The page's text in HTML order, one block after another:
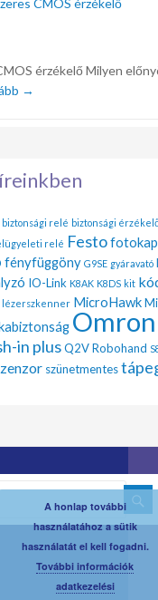
érzékelő Milyen
→
biztonsági relé biztonsági
relé Festo
fényfüggöny G9SE gyáravató
IO-Link K8AK K8DS kit
lézerszkenner MicroHawk
Omron
in plus Q2V Robohand
szünetmentes
A honlap további
használatához a sütik
használatát el kell fogadni.
További információk
adatkezelési